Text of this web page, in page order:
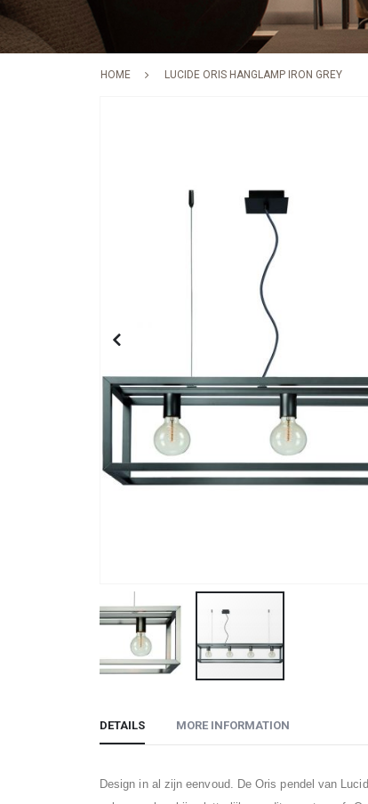
HOME LUCIDE ORIS HANGLAMP IRON GREY
the
DETAILS
Design in al zijn eenvoud. De Oris pendel van
MORE INFORMATION